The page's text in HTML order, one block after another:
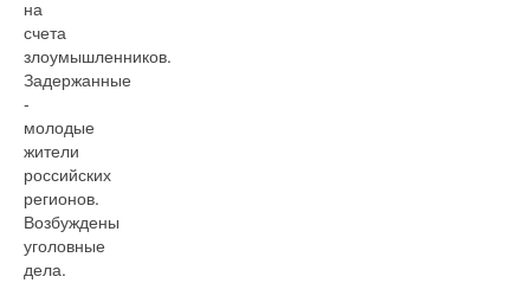
на
счета
злоумышленников.
Задержанные
-
молодые
жители
российских
регионов.
Возбуждены
уголовные
дела.